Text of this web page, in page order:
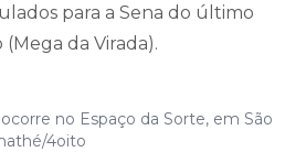
para a Sena do último
da Virada).
no Espaço da Sorte, em São
4oito